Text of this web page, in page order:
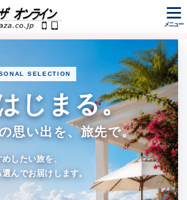
メニュー
SELECTION
じまる。
思い出を、旅先で。
したい旅を、
んでお届けします。